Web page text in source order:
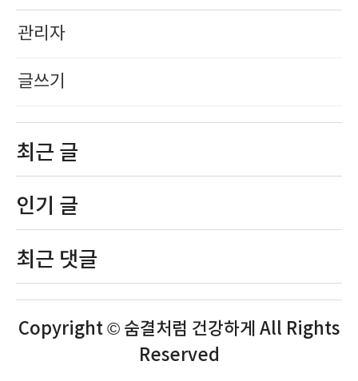
관리자
글쓰기
최근 글
인기 글
최근 댓글
Copyright © 숨결처럼 건강하게 All Rights
Reserved